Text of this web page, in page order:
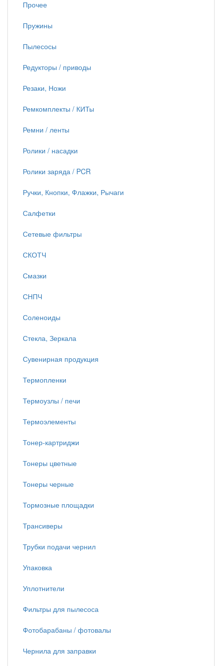
Прочее
Пружины
Пылесосы
Редукторы / приводы
Резаки, Ножи
Ремкомплекты / КИТы
Ремни / ленты
Ролики / насадки
Ролики заряда / PCR
Ручки, Кнопки, Флажки, Рычаги
Салфетки
Сетевые фильтры
СКОТЧ
Смазки
СНПЧ
Соленоиды
Стекла, Зеркала
Сувенирная продукция
Термопленки
Термоузлы / печи
Термоэлементы
Тонер-картриджи
Тонеры цветные
Тонеры черные
Тормозные площадки
Трансиверы
Трубки подачи чернил
Упаковка
Уплотнители
Фильтры для пылесоса
Фотобарабаны / фотовалы
Чернила для заправки